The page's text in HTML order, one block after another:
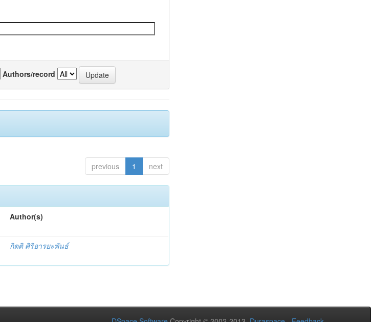
Authors/record
previous 1 next
Author(s)
กิตติ ศิริอารยะพันธ์